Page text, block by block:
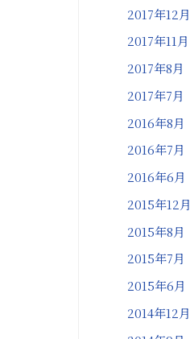
2017年12月
2017年11月
2017年8月
2017年7月
2016年8月
2016年7月
2016年6月
2015年12月
2015年8月
2015年7月
2015年6月
2014年12月